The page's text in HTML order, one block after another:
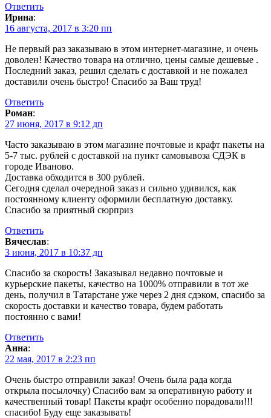
Ответить
Ирина:
16 августа, 2017 в 3:20 пп
Не первый раз заказываю в этом интернет-магазине, и очень
доволен! Качество товара на отлично, цены самые дешевые .
Последний заказ, решил сделать с доставкой и не пожалел
доставили очень быстро! Спасибо за Ваш труд!
Ответить
Роман:
27 июня, 2017 в 9:12 дп
Часто заказываю в этом магазине почтовые и крафт пакеты на
5-7 тыс. рублей с доставкой на пункт самовывоза СДЭК в
городе Иваново.
Доставка обходится в 300 рублей.
Сегодня сделал очередной заказ и сильно удивился, как
постоянному клиенту оформили бесплатную доставку.
Спасибо за приятный сюрприз
Ответить
Вячеслав:
3 июня, 2017 в 10:37 дп
Спасибо за скорость! Заказывал недавно почтовые и
курьерские пакеты, качество на 1000% отправили в тот же
день, получил в Татарстане уже через 2 дня сдэком, спасибо за
скорость доставки и качество товара, будем работать
постоянно с вами!
Ответить
Анна:
22 мая, 2017 в 2:23 пп
Очень быстро отправили заказ! Очень была рада когда
открыла посылочку) Спасибо вам за оперативную работу и
качественный товар! Пакеты крафт особенно порадовали!!!
спасибо! Буду еще заказывать!